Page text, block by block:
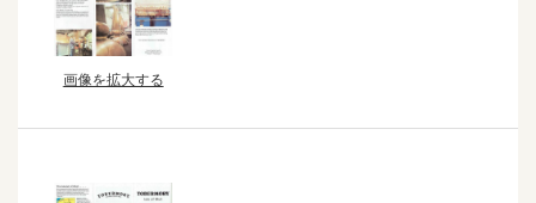
画像を拡大する